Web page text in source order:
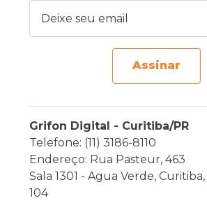
Assinar
Grifon Digital - Curitiba/PR
Telefone: (11) 3186-8110
Endereço: Rua Pasteur, 463
Sala 1301 - Agua Verde,
104